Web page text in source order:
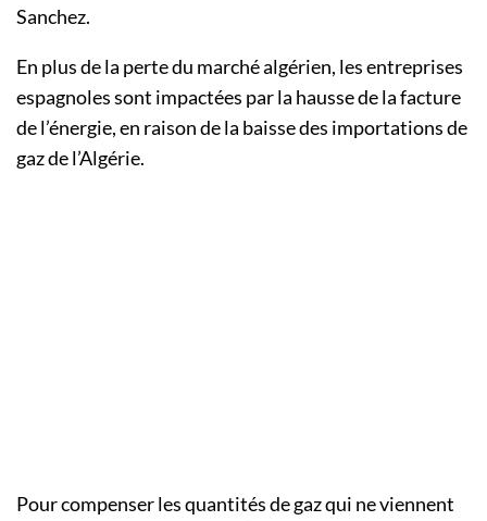
Sanchez.
En plus de la perte du marché algérien, les entreprises
espagnoles sont impactées par la hausse de la facture
de l’énergie, en raison de la baisse des importations de
gaz de l’Algérie.
Pour compenser les quantités de gaz qui ne viennent